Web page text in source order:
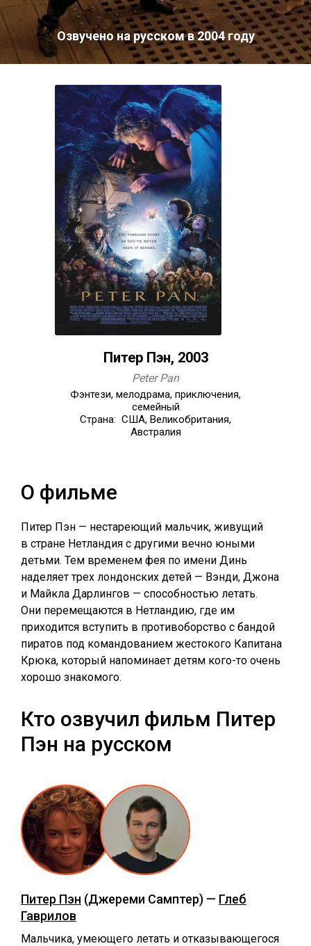
Озвучено на русском в 2004 году
Питер Пэн, 2003
Peter Pan
Фэнтези, мелодрама, приключения,
семейный
Страна: США, Великобритания,
Австралия
О фильме
Питер Пэн — нестареющий мальчик, живущий
в стране Нетландия с другими вечно юными
детьми. Тем временем фея по имени Динь
наделяет трех лондонских детей — Вэнди, Джона
и Майкла Дарлингов — способностью летать.
Они перемещаются в Нетландию, где им
приходится вступить в противоборство с бандой
пиратов под командованием жестокого Капитана
Крюка, который напоминает детям кого-то очень
хорошо знакомого.
Кто озвучил фильм Питер
Пэн на русском
Питер Пэн (Джереми Самптер) — Глеб
Гаврилов
Мальчика, умеющего летать и отказывающегося